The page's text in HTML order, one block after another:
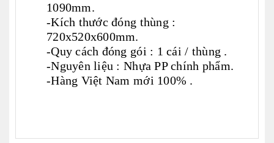
1090mm.
-Kích thước đóng thùng :
720x520x600mm.
-Quy cách đóng gói : 1 cái / thùng .
-Nguyên liệu : Nhựa PP chính phẩm.
-Hàng Việt Nam mới 100% .